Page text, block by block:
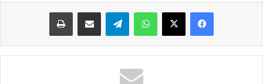
واتساب تيلقرام مشاركة عبر البريد